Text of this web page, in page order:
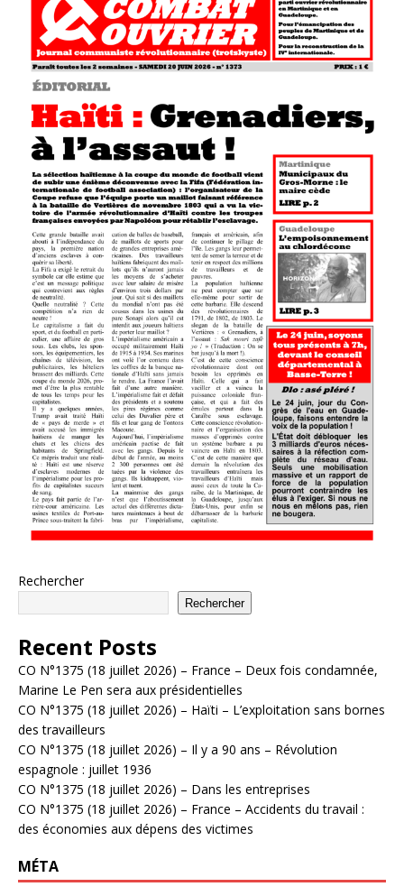
Rechercher
Rechercher
Recent Posts
CO N°1375 (18 juillet 2026) – France – Deux fois condamnée,
Marine Le Pen sera aux présidentielles
CO N°1375 (18 juillet 2026) – Haïti – L’exploitation sans bornes
des travailleurs
CO N°1375 (18 juillet 2026) – Il y a 90 ans – Révolution
espagnole : juillet 1936
CO N°1375 (18 juillet 2026) – Dans les entreprises
CO N°1375 (18 juillet 2026) – France – Accidents du travail :
des économies aux dépens des victimes
MÉTA